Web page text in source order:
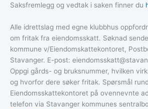
Saksfremlegg og vedtak i saken finner du
Alle idrettslag med egne klubbhus
om fritak fra eiendomsskatt. Søknad
kommune v/Eiendomskattekontoret,
Stavanger. E-post:
Oppgi gårds- og bruksnummer, hvilken
og hvorfor dere søker fritak. Spørsmål
Eiendomsskattekontoret på ovennevnte
telefon via Stavanger kommunes